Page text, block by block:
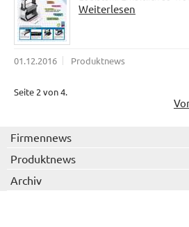
Weiterlesen
01.12.2016 Produktnews
Seite 2 von 4.
Firmennews
Produktnews
Archiv